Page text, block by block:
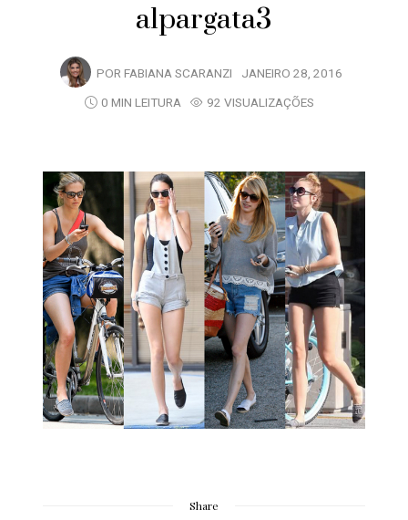
alpargata3
POR FABIANA SCARANZI JANEIRO 28, 2016
0 MIN LEITURA
92 VISUALIZAÇÕES
Share